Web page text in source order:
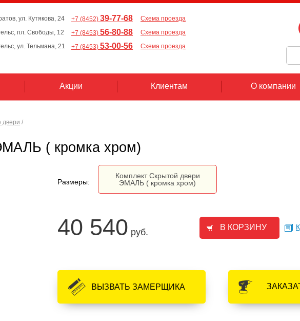
двери /
( кромка хром)
Размеры:
Комплект Скрытой двери
ЭМАЛЬ ( кромка хром)
40 540 руб.
ВЫЗВАТЬ ЗАМЕРЩИКА
ул. Кутякова, 24 +7 (8452) 39-77-68
Схема проезда
пл. Свободы, 12
+7 (8453) 56-80-88
Схема проезда
ул. Тельмана, 21
+7 (8453) 53-00-56 Схема проезда
Акции Клиентам О компании